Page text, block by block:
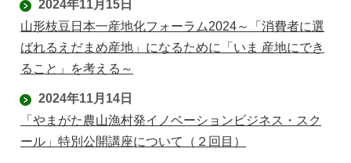
2024年11月15日
山形枝豆日本一産地化フォーラム2024～「消費者に選
ばれるえだまめ産地」になるために「いま 産地にでき
ること」を考える～
2024年11月14日
「やまがた農山漁村発イノベーションビジネス・スク
ール」特別公開講座について（２回目）